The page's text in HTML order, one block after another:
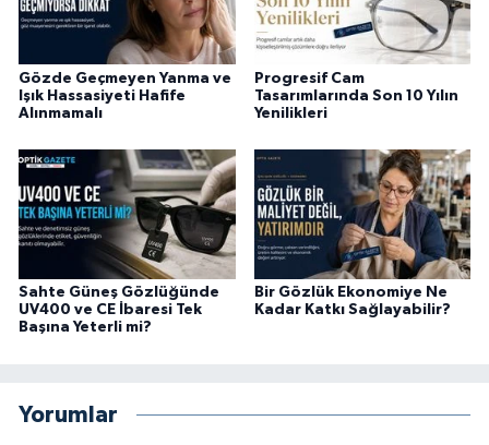
Gözde Geçmeyen Yanma ve
Işık Hassasiyeti Hafife
Alınmamalı
Progresif Cam
Tasarımlarında Son 10 Yılın
Yenilikleri
Sahte Güneş Gözlüğünde
UV400 ve CE İbaresi Tek
Başına Yeterli mi?
Bir Gözlük Ekonomiye Ne
Kadar Katkı Sağlayabilir?
Yorumlar